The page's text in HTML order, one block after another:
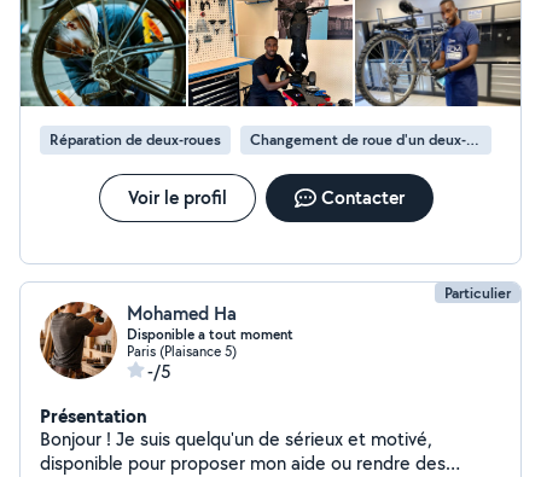
Réparation de deux-roues Changement de roue d'un deux-roues
Voir le profil Contacter
Particulier
Mohamed Ha
Disponible a tout moment
Paris (Plaisance 5)
-/5
Présentation
Bonjour ! Je suis quelqu'un de sérieux et motivé,
disponible pour proposer mon aide ou rendre des